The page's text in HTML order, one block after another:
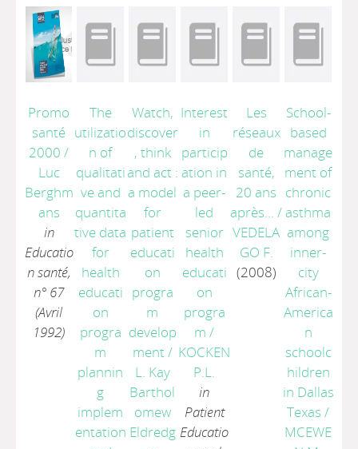
Promo
santé
2000 /
Luc
Berghm
ans
in
Educatio
n santé,
n° 67
(Avril
1992)
The
utilizatio
n of
qualitati
ve and
quantita
tive data
for
health
educati
on
progra
m
plannin
g
implem
entation
Watch,
discover
, think
and act :
a model
for
patient
educati
on
progra
m
develop
ment/
L. Kay
Barthol
omew
Eldredg
Interest
in
particip
ation in
a peer-
led
senior
health
educati
on
progra
m /
KOCKEN
P.L.
in
Patient
Educatio
Les
réseaux
de
santé,
20 ans
après... /
VEDELA
GO F.
(2008)
School-
based
manage
ment of
chronic
asthma
among
inner-
city
African-
America
n
schoolc
hildren
in Dallas
Texas /
MCEWE